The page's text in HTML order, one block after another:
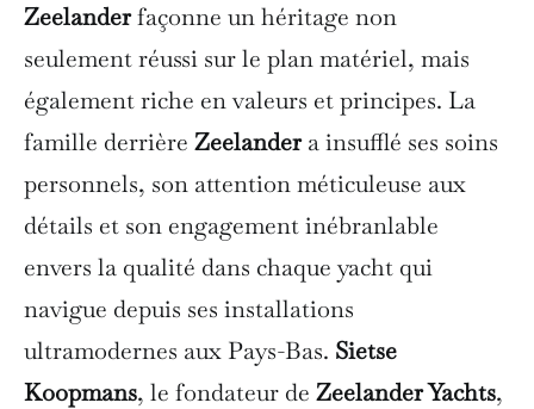
Zeelanderfaçonne un héritage non
seulement réussi sur le plan matériel, mais
également riche en valeurs et principes. La
famille derrière Zeelandera insufflé ses soins
personnels, son attention méticuleuse aux
détails et son engagement inébranlable
envers la qualité dans chaque yacht qui
navigue depuis ses installations
ultramodernes aux Pays-Bas. Sietse
Koopmans, le fondateur de Zeelander Yachts,